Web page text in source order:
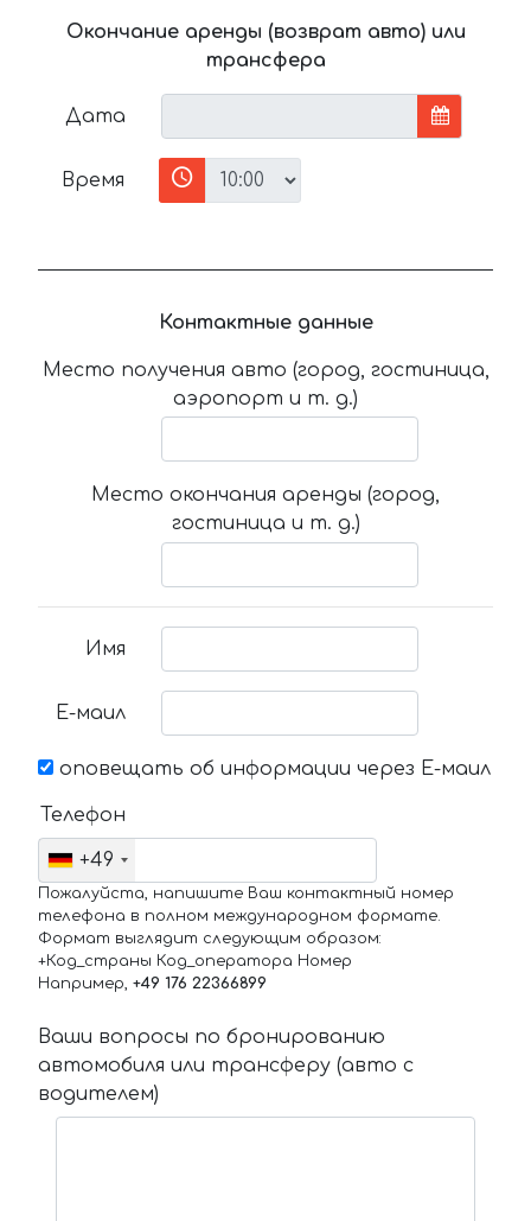
Окончание аренды (возврат авто) или
трансфера
Дата
Время
Контактные данные
Место получения авто (город, гостиница,
аэропорт и т. д.)
Место окончания аренды (город,
гостиница и т. д.)
Имя
Е-маил
оповещать об информации через Е-маил
Телефон
+49
Пожалуйста, напишите Ваш контактный номер
телефона в полном международном формате.
Формат выглядит следующим образом:
+Код_страны Код_оператора Номер
Например, +49 176 22366899
Ваши вопросы по бронированию
автомобиля или трансферу (авто с
водителем)